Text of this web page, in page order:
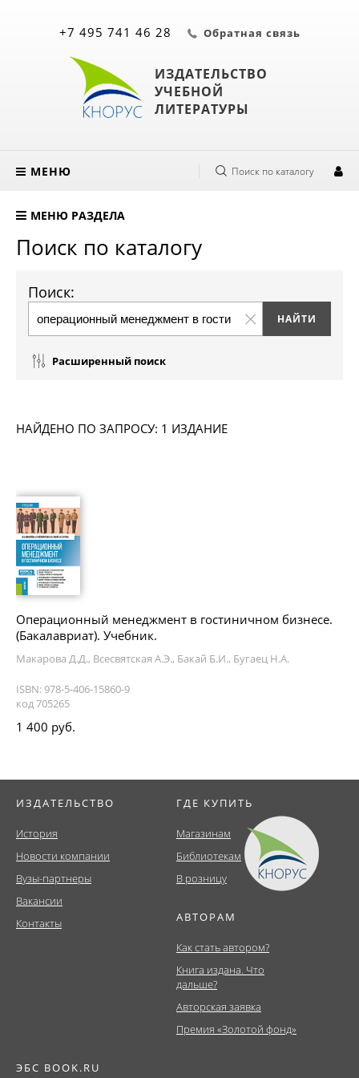
ИЗДАТЕЛЬСТВО
УЧЕБНОЙ
ЛИТЕРАТУРЫ
+7 495 741 46 28 Обратная связь
МЕНЮ Поиск по каталогу
МЕНЮ РАЗДЕЛА
Поиск по каталогу
Поиск:
Расширенный поиск
НАЙДЕНО ПО ЗАПРОСУ: 1 ИЗДАНИЕ
Операционный менеджмент в гостиничном бизнесе.
(Бакалавриат). Учебник.
Макарова Д.Д., Всесвятская А.Э., Бакай Б.И., Бугаец Н.А.
ISBN: 978-5-406-15860-9
код 705265
1 400 руб.
ИЗДАТЕЛЬСТВО
История
Новости компании
Вузы-партнеры
Вакансии
Контакты
ГДЕ КУПИТЬ
Магазинам
Библиотекам
В розницу
АВТОРАМ
Как стать автором?
Книга издана. Что
дальше?
Авторская заявка
Премия «Золотой фонд»
ЭБС BOOK.RU